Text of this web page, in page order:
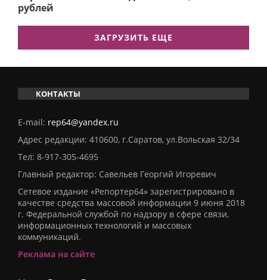
рублей
ЗАГРУЗИТЬ ЕЩЕ
КОНТАКТЫ
E-mail: rep64@yandex.ru
Адрес редакции: 410600, г.Саратов, ул.Вольская 32/34
Тел: 8-917-305-4695
Главный редактор: Савельев Георгий Игоревич
Сетевое издание «Репортер64» зарегистрировано в
качестве средства массовой информации 9 июня 2018
г. Федеральной службой по надзору в сфере связи,
информационных технологий и массовых
коммуникаций.
Реклама на сайте